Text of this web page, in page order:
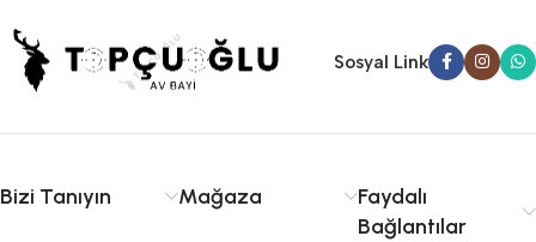
Sosyal Link
Bizi Tanıyın Mağaza
Faydalı
Bağlantılar